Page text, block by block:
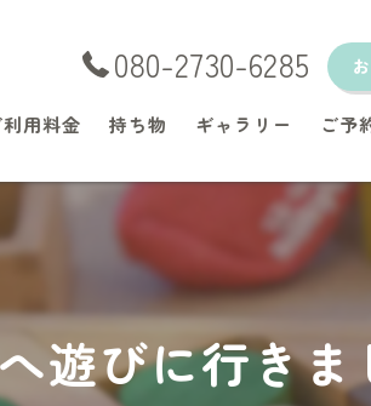
080-2730-6285
利用料金 持ち物 ギャラリー ご予
遊びに行きま